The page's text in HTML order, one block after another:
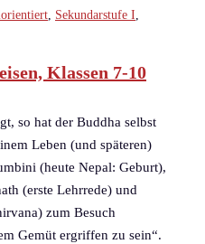
, Sekundarstufe I,
Klassen 7-10
so hat der Buddha selbst
Leben (und späteren)
(heute Nepal: Geburt),
(erste Lehrrede) und
zum Besuch
Gemüt ergriffen zu sein“.